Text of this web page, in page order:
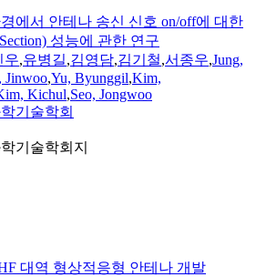
에서 안테나 송신 신호 on/off에 대한
성능에 관한 연구
우,유병길,김영담,김기철,서종우,Jung,
Jinwoo,Yu, Byunggil,Kim,
Kichul,Seo, Jongwoo
기술학회
기술학회지
대역 형상적응형 안테나 개발